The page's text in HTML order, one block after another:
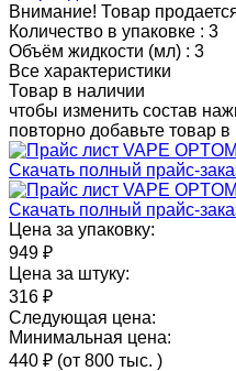
Внимание! Товар
Количество в упаковке : 3
Объём жидкости (мл) : 3
Все характеристики
Товар в наличии
чтобы изменить состав
повторно добавьте товар в
Скачать полный прайс-
Скачать полный прайс-
Цена за упаковку:
949 ₽
Цена за штуку:
316 ₽
Следующая цена:
Минимальная цена:
440 ₽ (от 800 тыс. )